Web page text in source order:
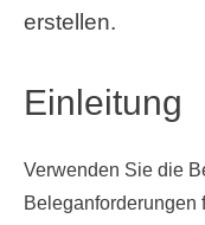
erstellen.
Einleitung
Verwenden Sie die
Beleganforderungen